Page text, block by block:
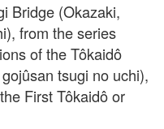
Bridge (Okazaki,
from the series
of the Tôkaidô
tsugi no uchi),
First Tôkaidô or